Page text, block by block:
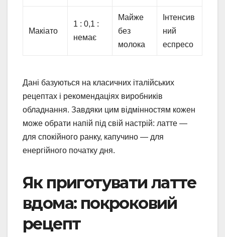
Макіато
1 : 0,1 :
немає
Майже
без
молока
Інтенсив
ний
еспресо
Дані базуються на класичних італійських
рецептах і рекомендаціях виробників
обладнання. Завдяки цим відмінностям кожен
може обрати напій під свій настрій: латте —
для спокійного ранку, капучино — для
енергійного початку дня.
Як приготувати латте
вдома: покроковий
рецепт